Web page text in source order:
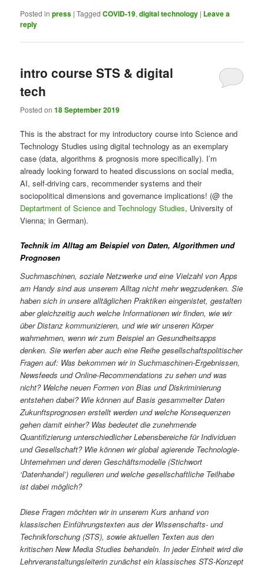
Posted in press |Tagged COVID-19,digital technology | Leave a
reply
intro course STS & digital
tech
Posted on18 September 2019
This is the abstract for my introductory course into Science and
Technology Studies using digital technology as an exemplary
case (data, algorithms & prognosis more specifically). I’m
already looking forward to heated discussions on social media,
AI, self-driving cars, recommender systems and their
sociopolitical dimensions and governance implications! (@ the
Deptartment of Science and Technology Studies, University of
Vienna; in German).
Technik im Alltag am Beispiel von Daten, Algorithmen und
Prognosen
Suchmaschinen, soziale Netzwerke und eine Vielzahl von Apps
am Handy sind aus unserem Alltag nicht mehr wegzudenken. Sie
haben sich in unsere alltäglichen Praktiken eingenistet, gestalten
aber gleichzeitig auch welche Informationen wir finden, wie wir
über Distanz kommunizieren, und wie wir unseren Körper
wahrnehmen, wenn wir zum Beispiel an Gesundheitsapps
denken. Sie werfen aber auch eine Reihe gesellschaftspolitischer
Fragen auf: Was bekommen wir in Suchmaschinen-Ergebnissen,
Newsfeeds und Online-Recommendations zu sehen und was
nicht? Welche neuen Formen von Bias und Diskriminierung
entstehen dabei? Wie können auf Basis gesammelter Daten
Zukunftsprognosen erstellt werden und welche Konsequenzen
gehen damit einher? Was bedeutet die zunehmende
Quantifizierung unterschiedlicher Lebensbereiche für Individuen
und Gesellschaft? Wie können wir global agierende Technologie-
Unternehmen und deren Geschäftsmodelle (Stichwort
‘Datenhandel’) regulieren und welche gesellschaftliche Teilhabe
ist dabei möglich?
Diese Fragen möchten wir in unserem Kurs anhand von
klassischen Einführungstexten aus der Wissenschafts- und
Technikforschung (STS), sowie aktuellen Texten aus den
kritischen New Media Studies behandeln. In jeder Einheit wird die
Lehrveranstaltungsleiterin zunächst ein klassisches STS-Konzept